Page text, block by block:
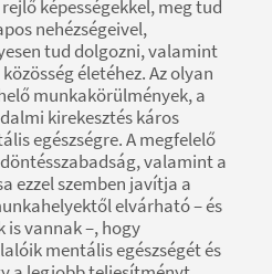
képességekkel, meg tud
nehézségeivel,
tud dolgozni, valamint
életéhez. Az olyan
munkakörülmények, a
kirekesztés káros
egészségre. A megfelelő
valamint a
ezzel szemben javítja a
elvárható – és
vannak –, hogy
mentális egészségét és